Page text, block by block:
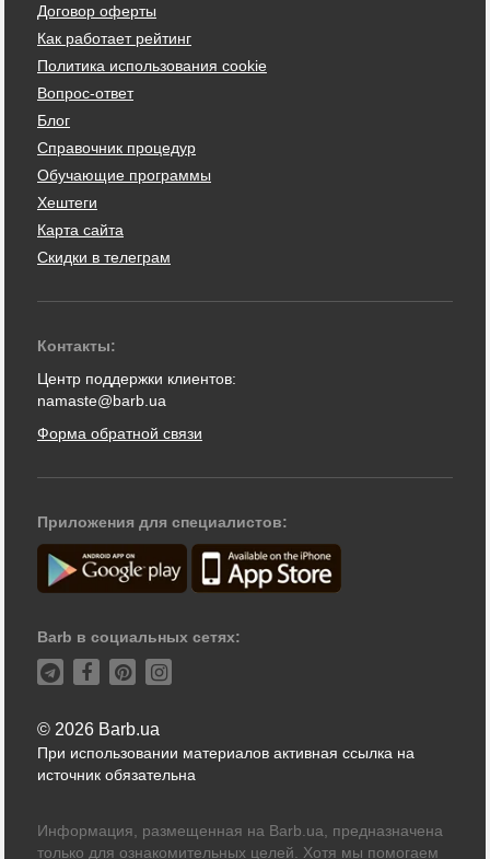
Договор оферты
Как работает рейтинг
Политика использования cookie
Вопрос-ответ
Блог
Справочник процедур
Обучающие программы
Хештеги
Карта сайта
Скидки в телеграм
Контакты:
Центр поддержки клиентов:
namaste@barb.ua
Форма обратной связи
Приложения для специалистов:
Barb в социальных сетях:
© 2026 Barb.ua
При использовании материалов активная ссылка на
источник обязательна
Информация, размещенная на Barb.ua, предназначена
только для ознакомительных целей. Хотя мы помогаем